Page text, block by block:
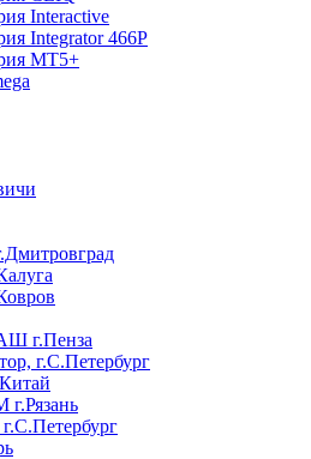
Interactive
Integrator 466P
MT5+
г.Пенза
г.С.Петербург